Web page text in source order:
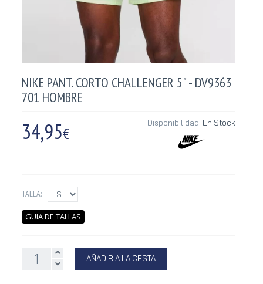
NIKE PANT. CORTO CHALLENGER 5" - DV9363
701 HOMBRE
34,95€
Disponibilidad: En Stock
TALLA:
GUIA DE TALLAS
AÑADIR A LA CESTA